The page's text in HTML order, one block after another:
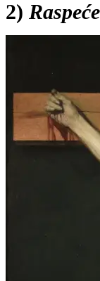
2) Raspeće